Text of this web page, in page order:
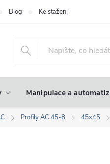
Blog Ke stažení
Manipulace a
Profily AC 45-8 45x45